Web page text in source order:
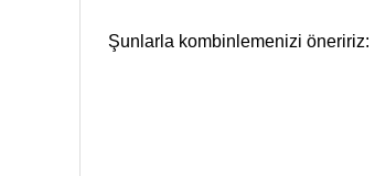
Şunlarla kombinlemenizi öneririz: